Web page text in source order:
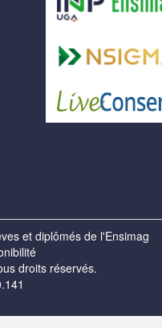
et diplômés de l'Ensimag
droits réservés.